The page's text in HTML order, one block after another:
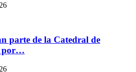
parte de la Catedral de
por…